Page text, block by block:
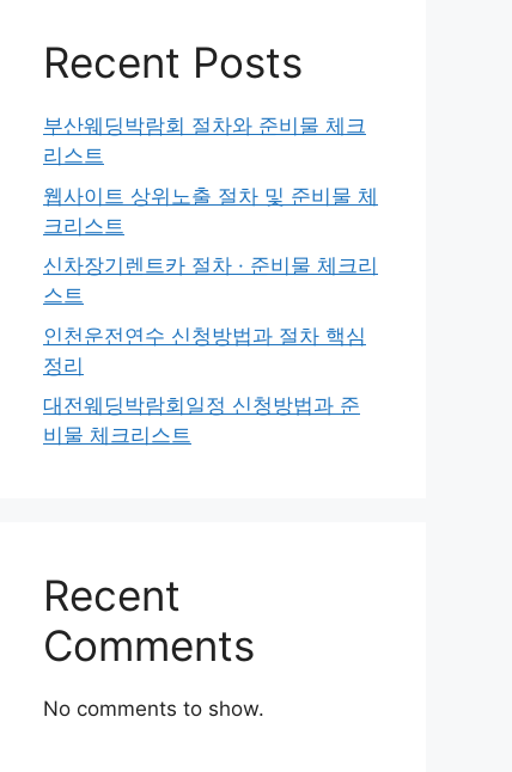
Recent Posts
부산웨딩박람회 절차와 준비물 체크
리스트
웹사이트 상위노출 절차 및 준비물 체
크리스트
신차장기렌트카 절차 · 준비물 체크리
스트
인천운전연수 신청방법과 절차 핵심
정리
대전웨딩박람회일정 신청방법과 준
비물 체크리스트
Recent
Comments
No comments to show.